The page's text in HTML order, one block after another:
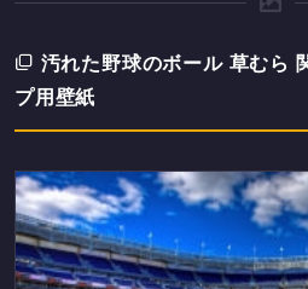
汚れた野球のボール 草むら
プ用壁紙